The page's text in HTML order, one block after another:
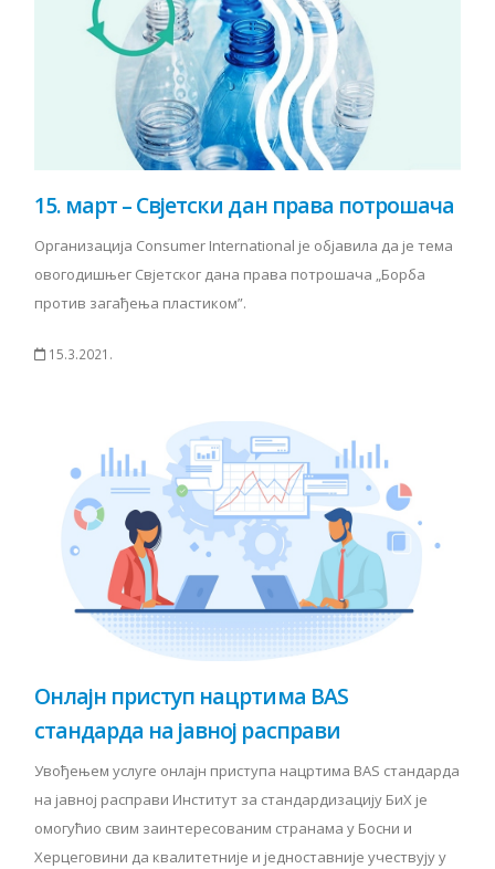
15. март – Свјетски дан права потрошача
Организација Consumer International је објавила да је тема
овогодишњег Свјетског дана права потрошача „Борба
против загађења пластиком”.
15.3.2021.
Онлајн приступ нацртима BAS
стандарда на јавној расправи
Увођењем услуге онлајн приступа нацртима BAS стандарда
на јавној расправи Институт за стандардизацију БиХ је
омогућио свим заинтересованим странама у Босни и
Херцеговини да квалитетније и једноставније учествују у